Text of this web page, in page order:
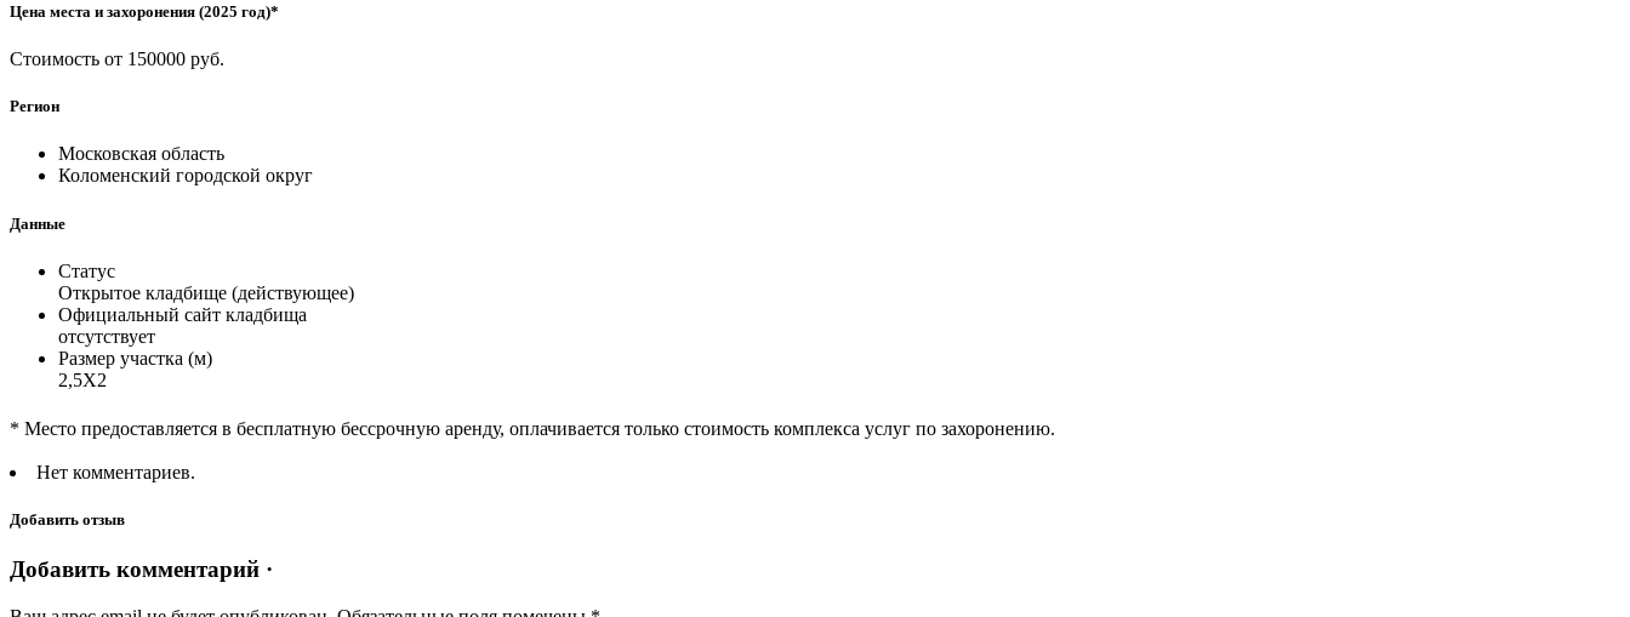
Цена места и захоронения (2025 год)*
Стоимость от 150000 руб.
Регион
Московская область
Коломенский городской округ
Данные
Статус
Открытое кладбище (действующее)
Официальный сайт кладбища
отсутствует
Размер участка (м)
2,5Х2
* Место предоставляется в бесплатную бессрочную аренду, оплачивается только стоимость комплекса услуг по захоронению.
Нет комментариев.
Добавить отзыв
Добавить комментарий ·